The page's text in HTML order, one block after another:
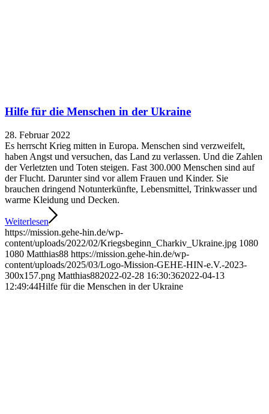
Hilfe für die Menschen in der Ukraine
28. Februar 2022
Es herrscht Krieg mitten in Europa. Menschen sind verzweifelt,
haben Angst und versuchen, das Land zu verlassen. Und die Zahlen
der Verletzten und Toten steigen. Fast 300.000 Menschen sind auf
der Flucht. Darunter sind vor allem Frauen und Kinder. Sie
brauchen dringend Notunterkünfte, Lebensmittel, Trinkwasser und
warme Kleidung und Decken.
Weiterlesen
https://mission.gehe-hin.de/wp-
content/uploads/2022/02/Kriegsbeginn_Charkiv_Ukraine.jpg 1080
1080 Matthias88 https://mission.gehe-hin.de/wp-
content/uploads/2025/03/Logo-Mission-GEHE-HIN-e.V.-2023-
300x157.png Matthias882022-02-28 16:30:362022-04-13
12:49:44Hilfe für die Menschen in der Ukraine